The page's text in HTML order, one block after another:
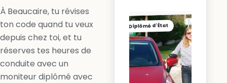
À Beaucaire, tu révises
ton code quand tu veux
depuis chez toi, et tu
réserves tes heures de
conduite avec un
moniteur diplômé avec
Diplômé d'État